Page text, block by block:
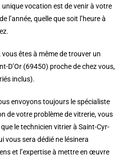
vocation est de venir à votre
l’année, quelle que soit l’heure à
êtes à même de trouver un
D’Or (69450) proche de chez vous,
inclus).
envoyons toujours le spécialiste
de votre problème de vitrerie, vous
le technicien vitrier à Saint-Cyr-
vous sera dédié ne lésinera
et l’expertise à mettre en œuvre